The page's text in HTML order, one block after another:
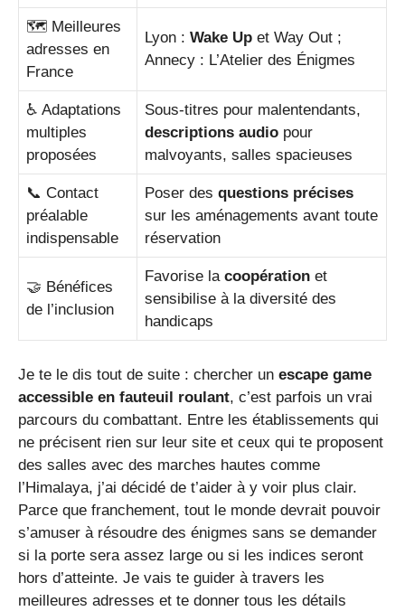
🗺️ Meilleures
adresses en
France
Lyon : Wake Up et Way Out ;
Annecy : L’Atelier des Énigmes
♿ Adaptations
multiples
proposées
Sous-titres pour malentendants,
descriptions audio pour
malvoyants, salles spacieuses
📞 Contact
préalable
indispensable
Poser des questions précises
sur les aménagements avant toute
réservation
🤝 Bénéfices
de l’inclusion
Favorise la coopération et
sensibilise à la diversité des
handicaps
Je te le dis tout de suite : chercher un escape game
accessible en fauteuil roulant, c’est parfois un vrai
parcours du combattant. Entre les établissements qui
ne précisent rien sur leur site et ceux qui te proposent
des salles avec des marches hautes comme
l’Himalaya, j’ai décidé de t’aider à y voir plus clair.
Parce que franchement, tout le monde devrait pouvoir
s’amuser à résoudre des énigmes sans se demander
si la porte sera assez large ou si les indices seront
hors d’atteinte. Je vais te guider à travers les
meilleures adresses et te donner tous les détails